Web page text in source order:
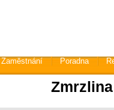
Zaměstnání Poradna